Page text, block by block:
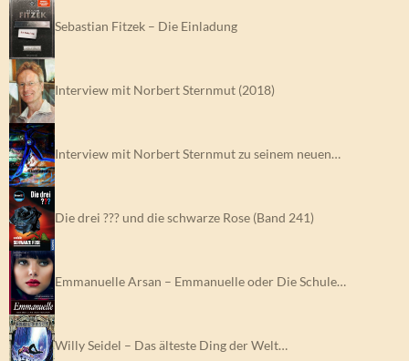
Sebastian Fitzek – Die Einladung
Interview mit Norbert Sternmut (2018)
Interview mit Norbert Sternmut zu seinem neuen…
Die drei ??? und die schwarze Rose (Band 241)
Emmanuelle Arsan – Emmanuelle oder Die Schule…
Willy Seidel – Das älteste Ding der Welt…